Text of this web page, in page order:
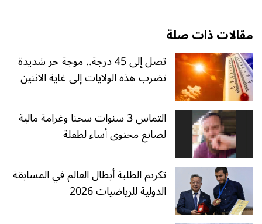
مقالات ذات صلة
تصل إلى 45 درجة.. موجة حر شديدة
تضرب هذه الولايات إلى غاية الاثنين
التماس 3 سنوات سجنا وغرامة مالية
لصانع محتوى أساء لطفلة
تكريم الطلبة أبطال العالم في المسابقة
الدولية للرياضيات 2026